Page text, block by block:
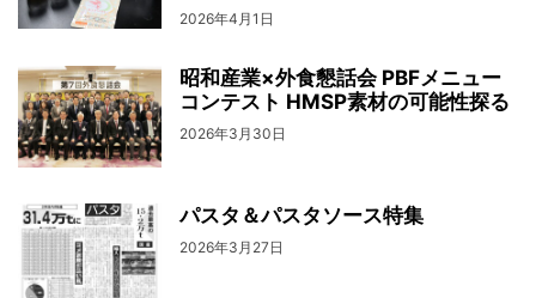
2026年4月1日
昭和産業×外食懇話会 PBFメニュー
コンテスト HMSP素材の可能性探る
2026年3月30日
パスタ＆パスタソース特集
2026年3月27日